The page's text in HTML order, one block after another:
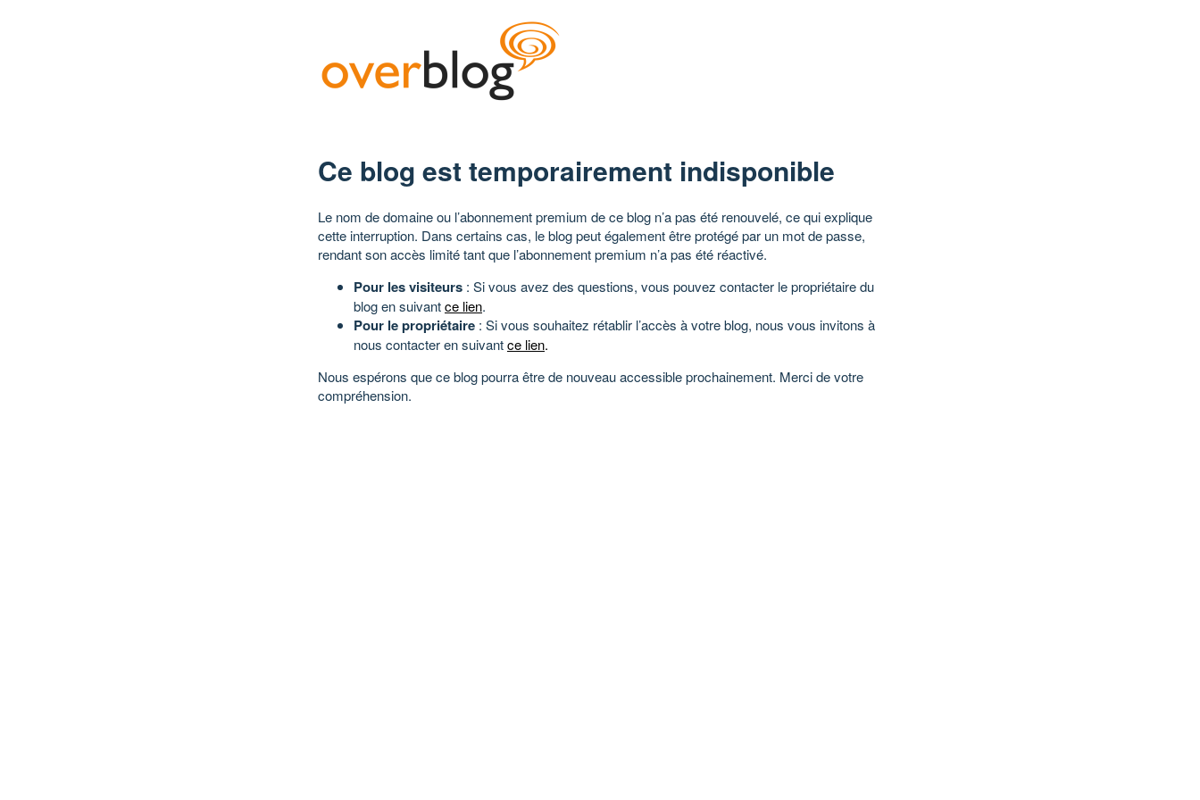
Ce blog est temporairement indisponible
Le nom de domaine ou l’abonnement premium de ce blog n’a pas été renouvelé, ce qui explique
cette interruption. Dans certains cas, le blog peut également être protégé par un mot de passe,
rendant son accès limité tant que l’abonnement premium n’a pas été réactivé.
Pour les visiteurs : Si vous avez des questions, vous pouvez contacter le propriétaire du
blog en suivantce lien.
Pour le propriétaire : Si vous souhaitez rétablir l’accès à votre blog, nous vous invitons à
nous contacter en suivantce lien.
Nous espérons que ce blog pourra être de nouveau accessible prochainement. Merci de votre
compréhension.